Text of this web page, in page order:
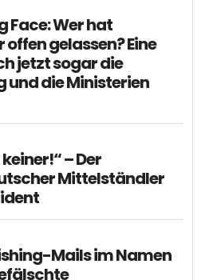
Face: Wer hat
gelassen? Eine
jetzt sogar die
und die Ministerien
– Der
Mittelständler
Mails im Namen